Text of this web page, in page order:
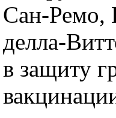
Сан-Ремо,
делла-
в защиту